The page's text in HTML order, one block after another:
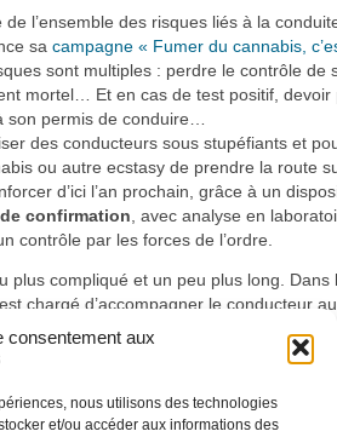
consentement aux
nous utilisons des technologies
et/ou accéder aux informations des
l’ensemble des risques liés à la
sa campagne « Fumer du cannabis,
sont multiples : perdre le contrôle de
mortel… Et en cas de test positif,
permis de conduire…
des conducteurs sous stupéfiants et
ou autre ecstasy de prendre la route
d’ici l’an prochain, grâce à un
confirmation , avec analyse en
contrôle par les forces de l’ordre.
plus compliqué et un peu plus long.
chargé d’accompagner le conducteur
puis le transmet à un laboratoire.
! Et souvenez-vous que c
hacun peut
Routière Formation le8 novembre 2016
routière,Infractions ,retrait de points, stupéfiant